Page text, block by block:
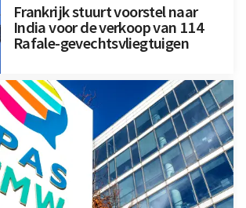
Frankrijk stuurt voorstel naar
India voor de verkoop van 114
Rafale-gevechtsvliegtuigen